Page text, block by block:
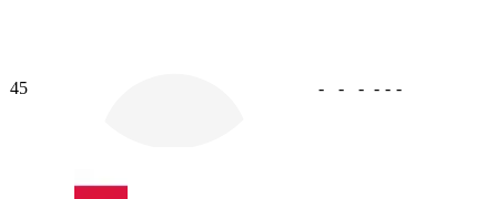
45 - - - - - -